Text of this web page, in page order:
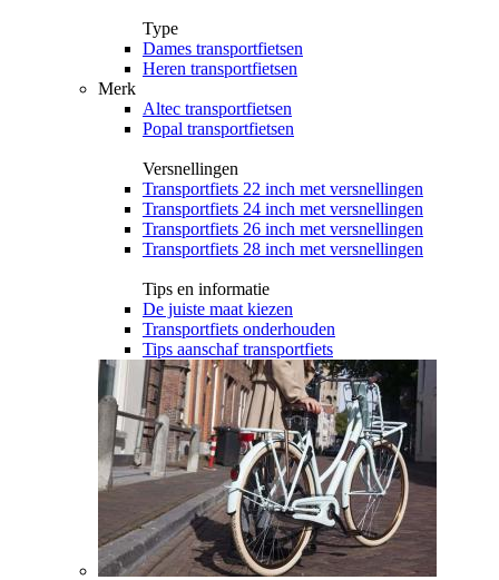
Type
Dames transportfietsen
Heren transportfietsen
Merk
Altec transportfietsen
Popal transportfietsen
Versnellingen
Transportfiets 22 inch met versnellingen
Transportfiets 24 inch met versnellingen
Transportfiets 26 inch met versnellingen
Transportfiets 28 inch met versnellingen
Tips en informatie
De juiste maat kiezen
Transportfiets onderhouden
Tips aanschaf transportfiets